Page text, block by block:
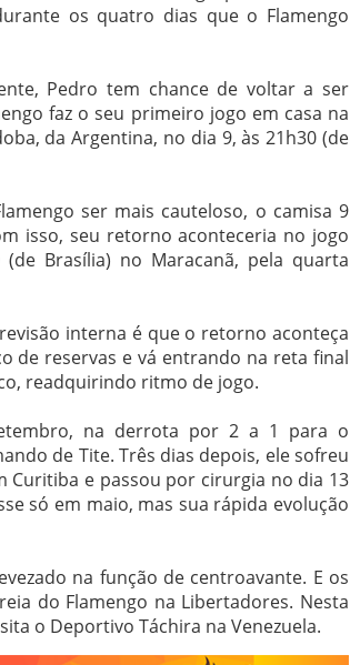
os quatro dias que o Flamengo
Pedro tem chance de voltar a ser
faz o seu primeiro jogo em casa na
da Argentina, no dia 9, às 21h30 (de
ser mais cauteloso, o camisa 9
isso, seu retorno aconteceria no jogo
Brasília) no Maracanã, pela quarta
interna é que o retorno aconteça
de reservas e vá entrando na reta final
readquirindo ritmo de jogo.
na derrota por 2 a 1 para o
de Tite. Três dias depois, ele sofreu
Curitiba e passou por cirurgia no dia 13
só em maio, mas sua rápida evolução
na função de centroavante. E os
do Flamengo na Libertadores. Nesta
o Deportivo Táchira na Venezuela.